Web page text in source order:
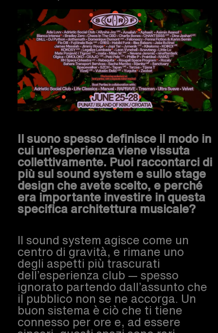
Il suono spesso definisce il modo in
cui un’esperienza viene vissuta
collettivamente. Puoi raccontarci di
più sul sound system e sullo stage
design che avete scelto, e perché
era importante investire in questa
specifica architettura musicale?
Il sound system agisce come un
centro di gravità, e rimane uno
degli aspetti più trascurati
dell’esperienza club — spesso
ignorato partendo dall’assunto che
il pubblico non se ne accorga. Un
buon sistema è ciò che ti tiene
connesso per ore e, ad essere